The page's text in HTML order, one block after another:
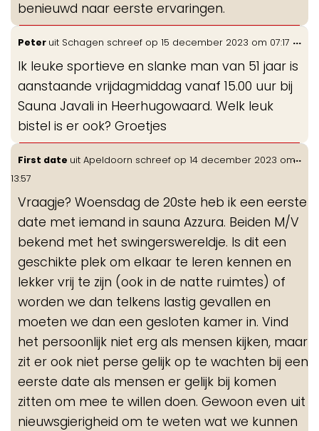
benieuwd naar eerste ervaringen.
Peter uit Schagen schreef op 15 december 2023 om 07:17
Ik leuke sportieve en slanke man van 51 jaar is
aanstaande vrijdagmiddag vanaf 15.00 uur bij
Sauna Javali in Heerhugowaard. Welk leuk
bistel is er ook? Groetjes
...
First date uit Apeldoorn schreef op 14 december 2023 om
13:57
Vraagje? Woensdag de 20ste heb ik een eerste
date met iemand in sauna Azzura. Beiden M/V
bekend met het swingerswereldje. Is dit een
geschikte plek om elkaar te leren kennen en
lekker vrij te zijn (ook in de natte ruimtes) of
worden we dan telkens lastig gevallen en
moeten we dan een gesloten kamer in. Vind
het persoonlijk niet erg als mensen kijken, maar
zit er ook niet perse gelijk op te wachten bij een
eerste date als mensen er gelijk bij komen
zitten om mee te willen doen. Gewoon even uit
nieuwsgierigheid om te weten wat we kunnen
...